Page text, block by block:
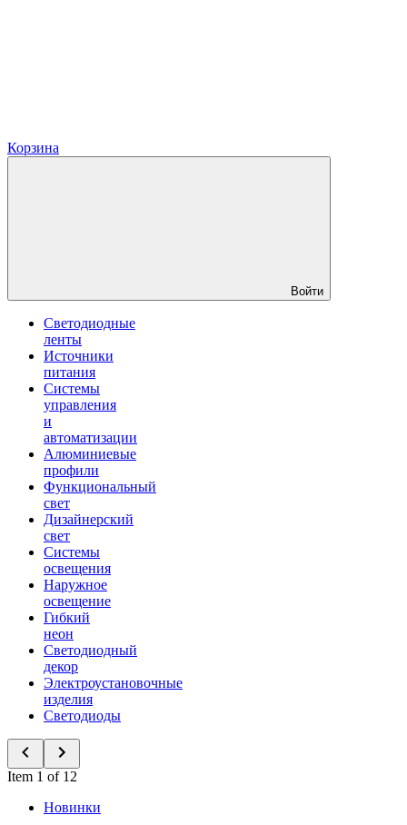
Корзина
Войти
Светодиодные
ленты
Источники
питания
Системы
управления
и
автоматизации
Алюминиевые
профили
Функциональный
свет
Дизайнерский
свет
Системы
освещения
Наружное
освещение
Гибкий
неон
Светодиодный
декор
Электроустановочные
изделия
Светодиоды
Item 1 of 12
Новинки